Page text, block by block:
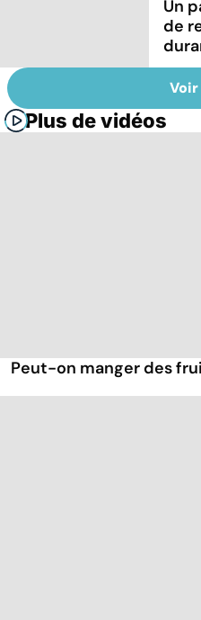
Un
de
Plus de vidéos
Peut-on manger des